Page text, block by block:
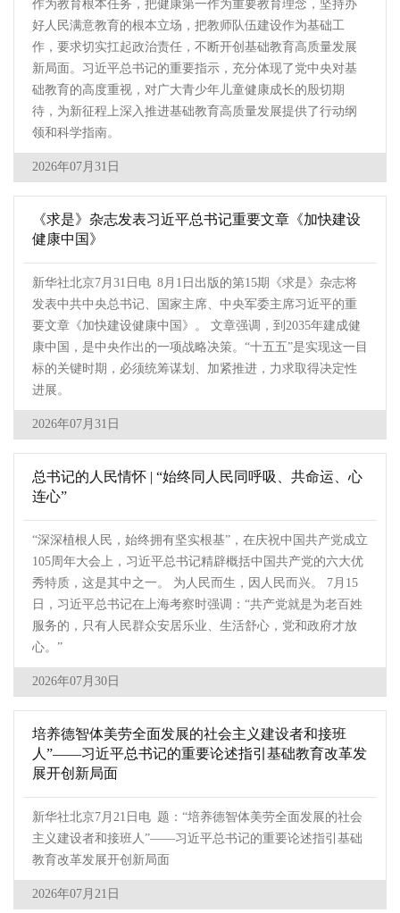
作为教育根本任务，把健康第一作为重要教育理念，坚持办
好人民满意教育的根本立场，把教师队伍建设作为基础工
作，要求切实扛起政治责任，不断开创基础教育高质量发展
新局面。习近平总书记的重要指示，充分体现了党中央对基
础教育的高度重视，对广大青少年儿童健康成长的殷切期
待，为新征程上深入推进基础教育高质量发展提供了行动纲
领和科学指南。
2026年07月31日
《求是》杂志发表习近平总书记重要文章《加快建设
健康中国》
新华社北京7月31日电 8月1日出版的第15期《求是》杂志将
发表中共中央总书记、国家主席、中央军委主席习近平的重
要文章《加快建设健康中国》。 文章强调，到2035年建成健
康中国，是中央作出的一项战略决策。“十五五”是实现这一目
标的关键时期，必须统筹谋划、加紧推进，力求取得决定性
进展。
2026年07月31日
总书记的人民情怀 | “始终同人民同呼吸、共命运、心
连心”
“深深植根人民，始终拥有坚实根基”，在庆祝中国共产党成立
105周年大会上，习近平总书记精辟概括中国共产党的六大优
秀特质，这是其中之一。 为人民而生，因人民而兴。 7月15
日，习近平总书记在上海考察时强调：“共产党就是为老百姓
服务的，只有人民群众安居乐业、生活舒心，党和政府才放
心。”
2026年07月30日
培养德智体美劳全面发展的社会主义建设者和接班
人”——习近平总书记的重要论述指引基础教育改革发
展开创新局面
新华社北京7月21日电 题：“培养德智体美劳全面发展的社会
主义建设者和接班人”——习近平总书记的重要论述指引基础
教育改革发展开创新局面
2026年07月21日